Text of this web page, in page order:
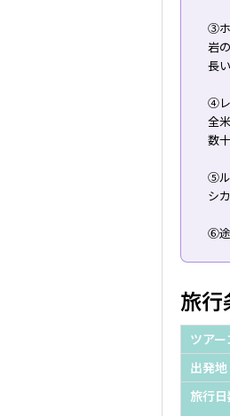
③ホ
岩
長
➃レ
全
数
⑤
シ
⑥途
旅行
ツア
出発地
旅行